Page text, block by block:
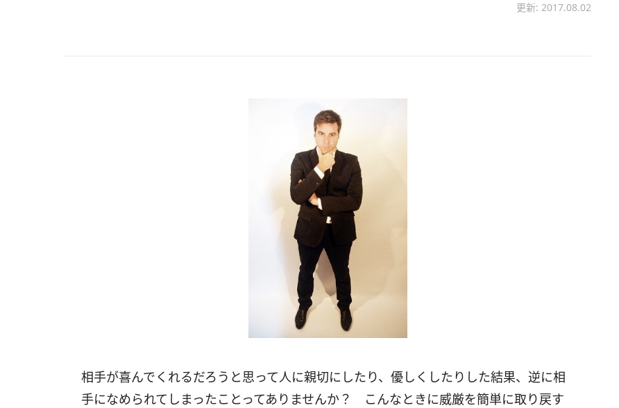
更新: 2017.08.02
相手が喜んでくれるだろうと思って人に親切にしたり、優しくしたりした結果、逆に相
手になめられてしまったことってありませんか？ こんなときに威厳を簡単に取り戻す